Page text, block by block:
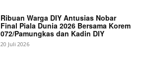
Ribuan Warga DIY Antusias Nobar
Final Piala Dunia 2026 Bersama Korem
072/Pamungkas dan Kadin DIY
20 Juli 2026